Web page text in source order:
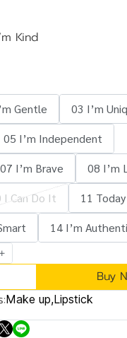
Kind
Gentle
03 I’m
05 I’m Independent
07 I’m Brave
08 I’m
I Can Do It
11
14 I’m
Buy
Make up,Lipstick